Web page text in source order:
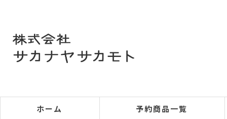
ホーム 予約商品一覧